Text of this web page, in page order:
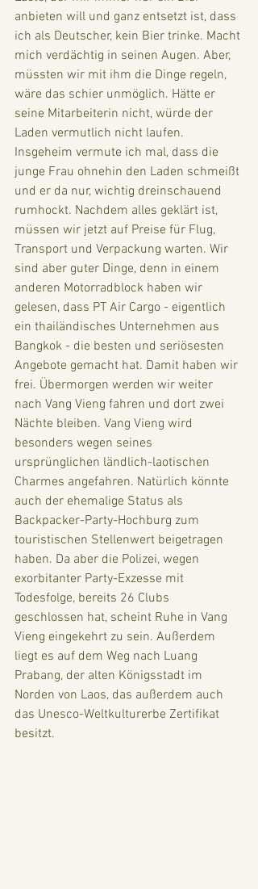
anbieten will und ganz entsetzt ist, dass
ich als Deutscher, kein Bier trinke. Macht
mich verdächtig in seinen Augen. Aber,
müssten wir mit ihm die Dinge regeln,
wäre das schier unmöglich. Hätte er
seine Mitarbeiterin nicht, würde der
Laden vermutlich nicht laufen.
Insgeheim vermute ich mal, dass die
junge Frau ohnehin den Laden schmeißt
und er da nur, wichtig dreinschauend
rumhockt. Nachdem alles geklärt ist,
müssen wir jetzt auf Preise für Flug,
Transport und Verpackung warten. Wir
sind aber guter Dinge, denn in einem
anderen Motorradblock haben wir
gelesen, dass PT Air Cargo - eigentlich
ein thailändisches Unternehmen aus
Bangkok - die besten und seriösesten
Angebote gemacht hat. Damit haben wir
frei. Übermorgen werden wir weiter
nach Vang Vieng fahren und dort zwei
Nächte bleiben. Vang Vieng wird
besonders wegen seines
ursprünglichen ländlich-laotischen
Charmes angefahren. Natürlich könnte
auch der ehemalige Status als
Backpacker-Party-Hochburg zum
touristischen Stellenwert beigetragen
haben. Da aber die Polizei, wegen
exorbitanter Party-Exzesse mit
Todesfolge, bereits 26 Clubs
geschlossen hat, scheint Ruhe in Vang
Vieng eingekehrt zu sein. Außerdem
liegt es auf dem Weg nach Luang
Prabang, der alten Königsstadt im
Norden von Laos, das außerdem auch
das Unesco-Weltkulturerbe Zertifikat
besitzt.